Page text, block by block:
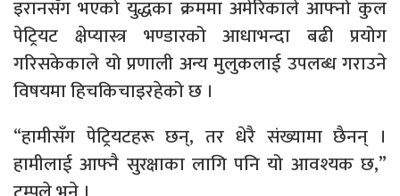
इरानसँग भएको युद्धका क्रममा अमेरिकाले आफ्नो कुल
पेट्रियट क्षेप्यास्त्र भण्डारको आधाभन्दा बढी प्रयोग
गरिसकेकाले यो प्रणाली अन्य मुलुकलाई उपलब्ध गराउने
विषयमा हिचकिचाइरहेको छ ।
“हामीसँग पेट्रियटहरू छन्, तर धेरै संख्यामा छैनन् ।
हामीलाई आफ्नै सुरक्षाका लागि पनि यो आवश्यक छ,”